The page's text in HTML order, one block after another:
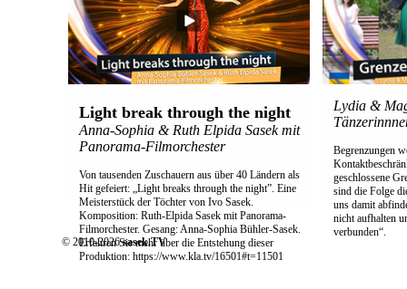
Light break through the night
Anna-Sophia & Ruth Elpida Sasek mit
Panorama-Filmorchester
Von tausenden Zuschauern aus über 40 Ländern als
Hit gefeiert: „Light breaks through the night”. Eine
Meisterstück der Töchter von Ivo Sasek.
Komposition: Ruth-Elpida Sasek mit Panorama-
Filmorchester. Gesang: Anna-Sophia Bühler-Sasek.
Erfahren Sie mehr über die Entstehung dieser
Produktion: https://www.kla.tv/16501#t=11501
Lydia &
Begrenzungen
geschlossene
sind die Folge
uns damit
nicht aufhalten
verbunden“.
© 2010-2026sasek.TV